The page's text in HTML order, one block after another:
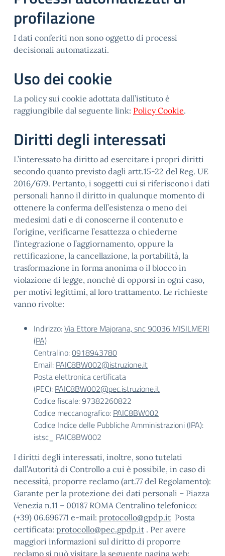
profilazione
I dati conferiti non sono oggetto di processi
decisionali automatizzati.
Uso dei cookie
La policy sui cookie adottata dall’istituto è
raggiungibile dal seguente link: Policy Cookie.
Diritti degli interessati
L’interessato ha diritto ad esercitare i propri diritti
secondo quanto previsto dagli artt.15-22 del Reg. UE
2016/679. Pertanto, i soggetti cui si riferiscono i dati
personali hanno il diritto in qualunque momento di
ottenere la conferma dell’esistenza o meno dei
medesimi dati e di conoscerne il contenuto e
l’origine, verificarne l’esattezza o chiederne
l’integrazione o l’aggiornamento, oppure la
rettificazione, la cancellazione, la portabilità, la
trasformazione in forma anonima o il blocco in
violazione di legge, nonché di opporsi in ogni caso,
per motivi legittimi, al loro trattamento. Le richieste
vanno rivolte:
Indirizzo:Via Ettore Majorana, snc 90036 MISILMERI
(PA)
Centralino:0918943780
Email: PAIC8BW002@istruzione.it
Posta elettronica certificata
(PEC): PAIC8BW002@pec.istruzione.it
Codice fiscale: 97382260822
Codice meccanografico: PAIC8BW002
Codice Indice delle Pubbliche Amministrazioni (IPA):
istsc_ PAIC8BW002
I diritti degli interessati, inoltre, sono tutelati
dall’Autorità di Controllo a cui è possibile, in caso di
necessità, proporre reclamo (art.77 del Regolamento):
Garante per la protezione dei dati personali – Piazza
Venezia n.11 – 00187 ROMA Centralino telefonico:
(+39) 06.696771 e-mail: protocollo@gpdp.it Posta
certificata: protocollo@pec.gpdp.it . Per avere
maggiori informazioni sul diritto di proporre
reclamo si può visitare la seguente pagina web: